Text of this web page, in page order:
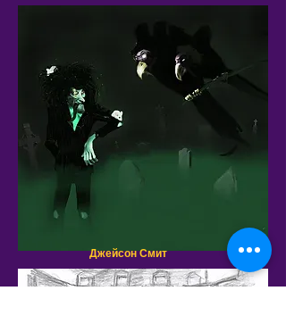
Джейсон Смит